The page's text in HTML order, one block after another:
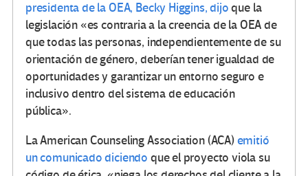
presidenta de la OEA, Becky Higgins, dijoque la
legislación «es contraria a la creencia de la OEA de
que todas las personas, independientemente de su
orientación de género, deberían tener igualdad de
oportunidades y garantizar un entorno seguro e
inclusivo dentro del sistema de educación
pública».
La American Counseling Association (ACA)emitió
un comunicado diciendo que el proyecto viola su